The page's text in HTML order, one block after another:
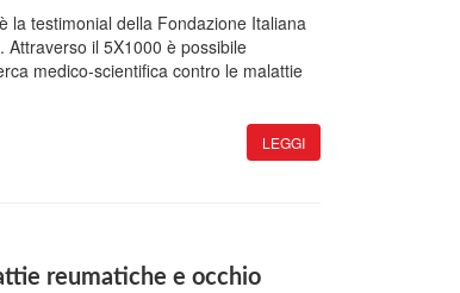
la testimonial della Fondazione Italiana
il 5X1000 è possibile
medico-scientifica contro le malattie
LEGGI
reumatiche e occhio